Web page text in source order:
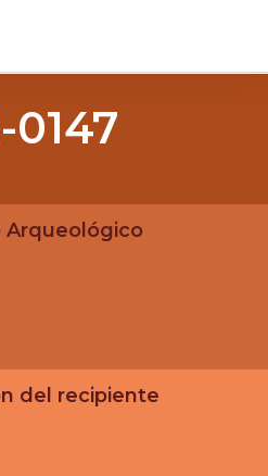
0147
Arqueológico
del recipiente